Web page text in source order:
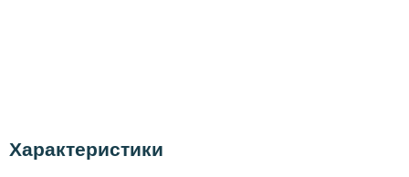
Характеристики